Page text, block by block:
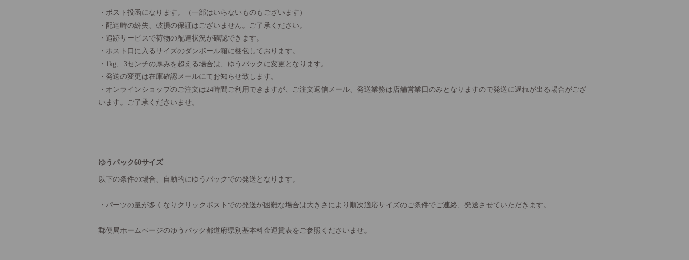
・ポスト投函になります。（一部はいらないものもございます）
・配達時の紛失、破損の保証はございません。ご了承ください。
・追跡サービスで荷物の配達状況が確認できます。
・ポスト口に入るサイズのダンボール箱に梱包しております。
・1kg、3センチの厚みを超える場合は、ゆうパックに変更となります。
・発送の変更は在庫確認メールにてお知らせ致します。
・オンラインショップのご注文は24時間ご利用できますが、ご注文返信メール、発送業務は店舗営業日のみとなりますので発送に遅れが出る場合がござ
います。ご了承くださいませ。
ゆうパック60サイズ
以下の条件の場合、自動的にゆうパックでの発送となります。
・パーツの量が多くなりクリックポストでの発送が困難な場合は大きさにより順次適応サイズのご条件でご連絡、発送させていただきます。
郵便局ホームページのゆうパック都道府県別基本料金運賃表をご参照くださいませ。